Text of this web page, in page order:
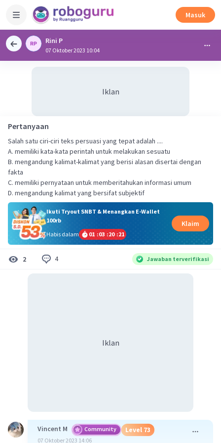
Masuk
Rini P
07 Oktober 2023 10:04
Iklan
Pertanyaan
Salah satu ciri-ciri teks persuasi yang tepat adalah ....
A. memiliki kata-kata perintah untuk melakukan sesuatu
B. mengandung kalimat-kalimat yang berisi alasan disertai dengan
fakta
C. memiliki pernyataan untuk memberitahukan informasi umum
D. mengandung kalimat yang bersifat subjektif
Ikuti Tryout SNBT & Menangkan E-Wallet
100rb
Habis dalam
01 :03 :20 :20
Klaim
2 4 Jawaban terverifikasi
Iklan
Vincent M Community Level 73
07 Oktober 2023 14:06